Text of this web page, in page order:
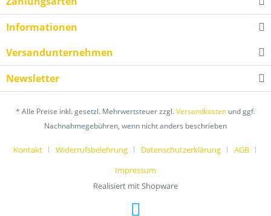
Informationen
Versandunternehmen
Newsletter
* Alle Preise inkl. gesetzl. Mehrwertsteuer zzgl.Versandkosten und ggf.
Nachnahmegebühren, wenn nicht anders beschrieben
Kontakt Widerrufsbelehrung Datenschutzerklärung
AGB
Impressum
Realisiert mit Shopware